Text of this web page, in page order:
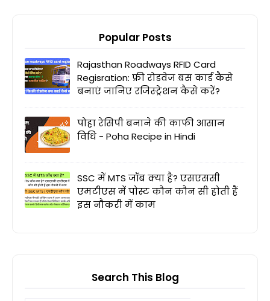
Popular Posts
Rajasthan Roadways RFID Card
Regisration: फ्री रोडवेज बस कार्ड कैसे
बनाएं जानिए रजिस्ट्रेशन कैसे करें?
पोहा रेसिपी बनाने की काफी आसान
विधि - Poha Recipe in Hindi
SSC में MTS जॉब क्या है? एसएससी
एमटीएस में पोस्ट कौन कौन सी होती हैं
इस नौकरी में काम
Search This Blog